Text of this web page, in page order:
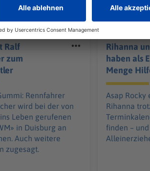
Ralf
zum
Rennfahrer
wird bei der von
Leben gerufenen
in Duisburg an
Auch weitere
zugesagt.
Rihanna
haben als
Menge
Asap Rocky
Rihanna
finden –